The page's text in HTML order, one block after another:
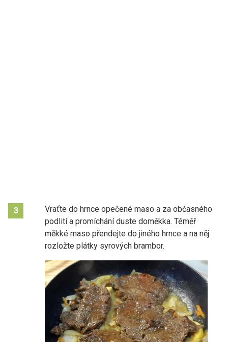
3
Vraťte do hrnce opečené maso a za občasného
podlití a promíchání duste doměkka. Téměř
měkké maso přendejte do jiného hrnce a na něj
rozložte plátky syrových brambor.